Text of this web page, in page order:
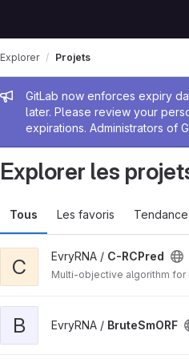
Message de
GitLab now enforces expiry
later. Please review your
expirations. Administrators of
Explorer Projets
Explorer les
Tous Les favoris Tendance
C EvryRNA / C-RCPred
Multi-objective algorithm
B EvryRNA / BruteSmORF